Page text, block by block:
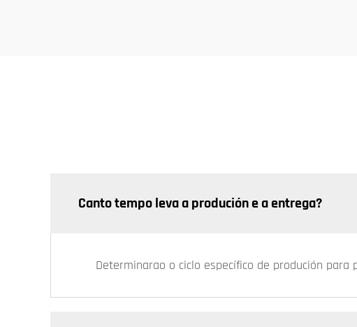
Canto tempo leva a produción e a entrega?
Determinarao o ciclo específico de produción para